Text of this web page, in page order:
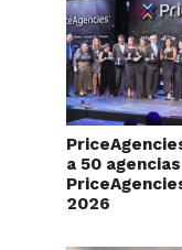
a 50
2026